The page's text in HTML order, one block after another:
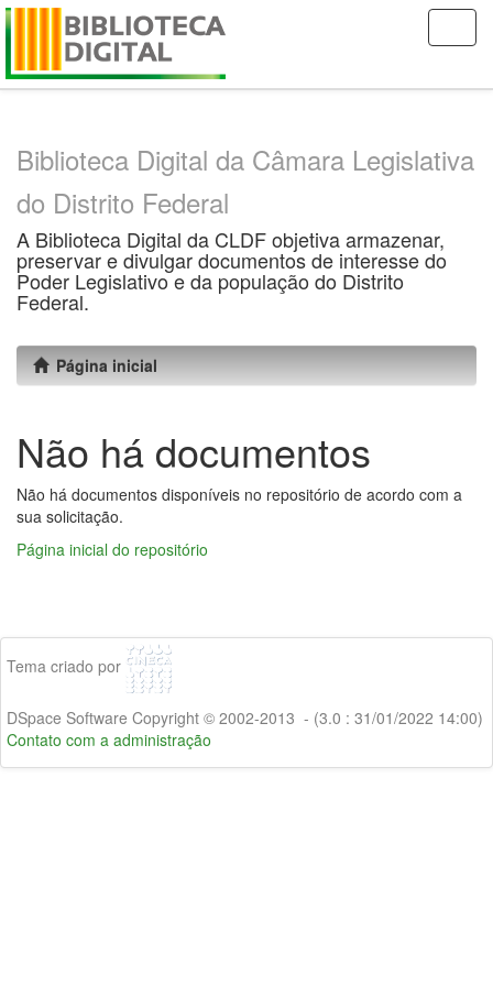
Skip
Biblioteca Digital da Câmara Legislativa
do Distrito Federal
A Biblioteca Digital da CLDF objetiva armazenar,
preservar e divulgar documentos de interesse do
Poder Legislativo e da população do Distrito
Federal.
Página inicial
Não há documentos
Não há documentos disponíveis no repositório de acordo com a
sua solicitação.
Página inicial do repositório
Tema criado por
DSpace Software Copyright © 2002-2013 - (3.0 : 31/01/2022 14:00)
Contato com a administração